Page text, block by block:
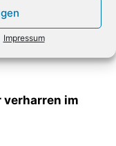
Impressum
durch KI in
Ländern
im